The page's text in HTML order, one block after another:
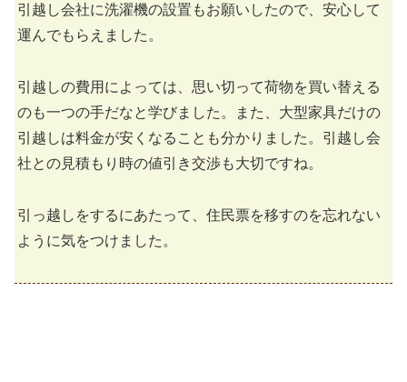
引越し会社に洗濯機の設置もお願いしたので、安心して
運んでもらえました。
引越しの費用によっては、思い切って荷物を買い替える
のも一つの手だなと学びました。また、大型家具だけの
引越しは料金が安くなることも分かりました。引越し会
社との見積もり時の値引き交渉も大切ですね。
引っ越しをするにあたって、住民票を移すのを忘れない
ように気をつけました。